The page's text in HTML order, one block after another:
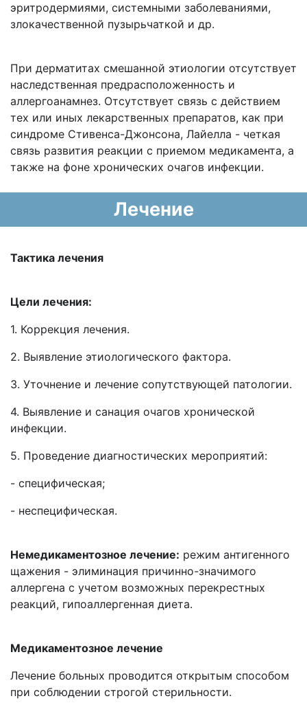
эритродермиями, системными заболеваниями,
злокачественной пузырьчаткой и др.
При дерматитах смешанной этиологии отсутствует
наследственная предрасположенность и
аллергоанамнез. Отсутствует связь с действием
тех или иных лекарственных препаратов, как при
синдроме Стивенса-Джонсона, Лайелла - четкая
связь развития реакции с приемом медикамента, а
также на фоне хронических очагов инфекции.
Лечение
Тактика лечения
Цели лечения:
1. Коррекция лечения.
2. Выявление этиологического фактора.
3. Уточнение и лечение сопутствующей патологии.
4. Выявление и санация очагов хронической
инфекции.
5. Проведение диагностических мероприятий:
- специфическая;
- неспецифическая.
Немедикаментозное лечение: режим антигенного
щажения - элиминация причинно-значимого
аллергена с учетом возможных перекрестных
реакций, гипоаллергенная диета.
Медикаментозное лечение
Лечение больных проводится открытым способом
при соблюдении строгой стерильности.